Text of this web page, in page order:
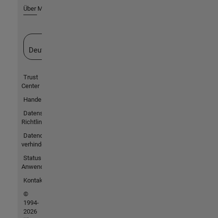
Über MathWorks
Deutschland
Trust
Center
Handelsmarken
Datenschutz-
Richtlinien
Datendiebstahl
verhindern
Status von
Anwendungen
Kontakt
©
1994-
2026